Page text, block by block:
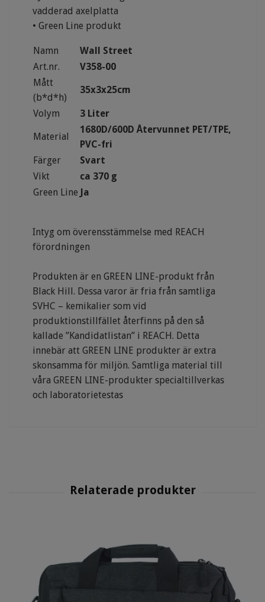
vadderad axelplatta
• Green Line produkt
Namn
Wall Street
Art.nr.
V358-00
Mått
(b*d*h)
35x3x25cm
Volym 3 Liter
Material
1680D/600D Återvunnet PET/TPE,
PVC-fri
Färger
Svart
Vikt
ca 370 g
Green Line Ja
Intyg om överensstämmelse med REACH
förordningen
Produkten är en GREEN LINE-produkt från
Black Hill. Dessa varor är fria från samtliga
SVHC – kemikalier som vid
produktionstillfället återfinns på den så
kallade ”Kandidatlistan” i REACH. Detta
innebär att GREEN LINE produkter är extra
skonsamma för miljön. Samtliga material till
våra GREEN LINE-produkter specialtillverkas
och laboratorietestas